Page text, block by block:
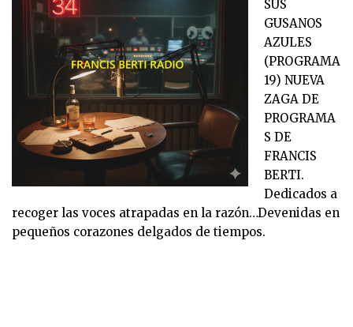
SUS
GUSANOS
AZULES
(PROGRAMA
19) NUEVA
ZAGA DE
PROGRAMA
S DE
FRANCIS
BERTI.
Dedicados a
recoger las voces atrapadas en la razón…Devenidas en
pequeños corazones delgados de tiempos.